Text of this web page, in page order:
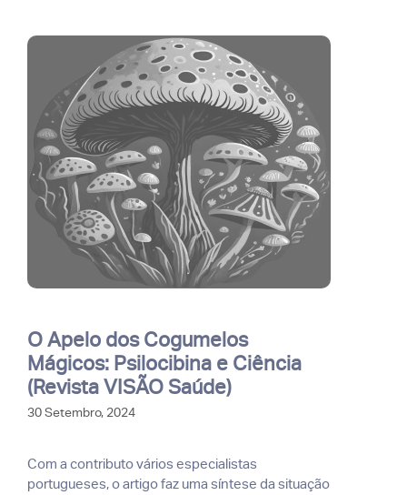
O Apelo dos Cogumelos
Mágicos: Psilocibina e Ciência
(Revista VISÃO Saúde)
30 Setembro, 2024
Com a contributo vários especialistas
portugueses, o artigo faz uma síntese da situação